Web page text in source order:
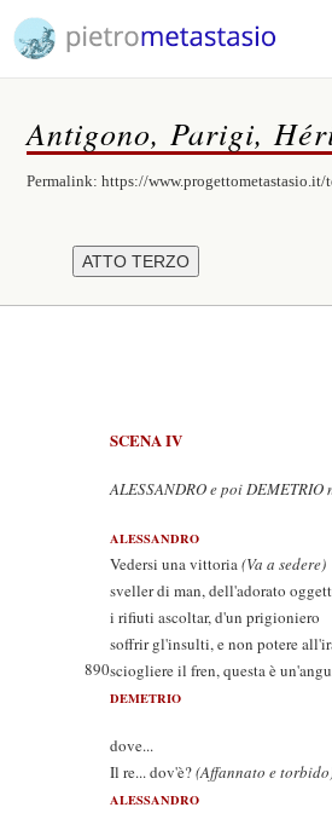
Antigono, Parigi,
Permalink:https://
SCENA IV
ALESSANDRO e poi
ALESSANDRO
Vedersi una vittoria(Va a sedere)
sveller di man, dell'adorato
i rifiuti ascoltar, d'un prigioniero
soffrir gl'insulti, e non potere
890sciogliere il fren, questa è
DEMETRIO
dove...
Il re... dov'è?(Affannato e
ALESSANDRO